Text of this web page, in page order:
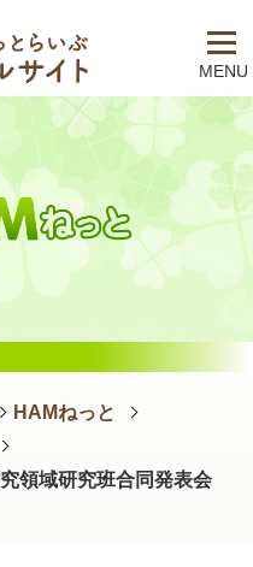
MENU
HAMねっと
領域研究班合同発表会